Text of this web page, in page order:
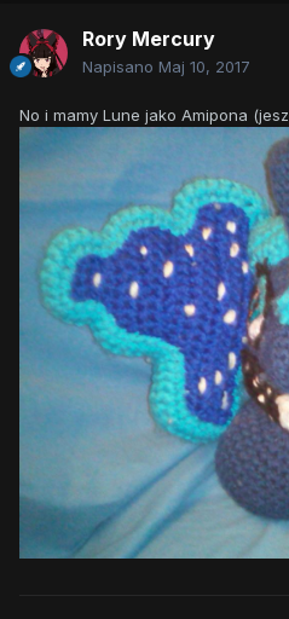
Rory Mercury
Napisano Maj 10, 2017
No i mamy Lune jako Amipona